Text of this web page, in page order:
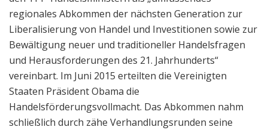
regionales Abkommen der nächsten Generation zur
Liberalisierung von Handel und Investitionen sowie zur
Bewältigung neuer und traditioneller Handelsfragen
und Herausforderungen des 21. Jahrhunderts“
vereinbart. Im Juni 2015 erteilten die Vereinigten
Staaten Präsident Obama die
Handelsförderungsvollmacht. Das Abkommen nahm
schließlich durch zähe Verhandlungsrunden seine